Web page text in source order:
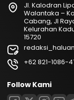
Jl. Kalodran
Walantaka –
Cabang, Jl
Kelurahan
15720
+62 821-1086-
Follow Kami